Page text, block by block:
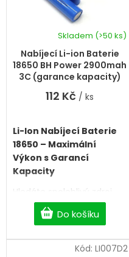
Nabíjecí Li-ion Baterie
18650 BH Power 2900mah
3C (garance kapacity)
Skladem (>50 ks)
112 Kč / ks
Do košíku
Li-Ion Nabíjecí Baterie
18650 – Maximální
Výkon s Garancí
Kapacity
Hledáte spolehlivý zdroj
energie pro svou čelovku,
e-cigaretu, powerbanku
nebo aku nářadí? Naše
nabíjecí baterie typu Li-
poskytují
Kód: LI007D2